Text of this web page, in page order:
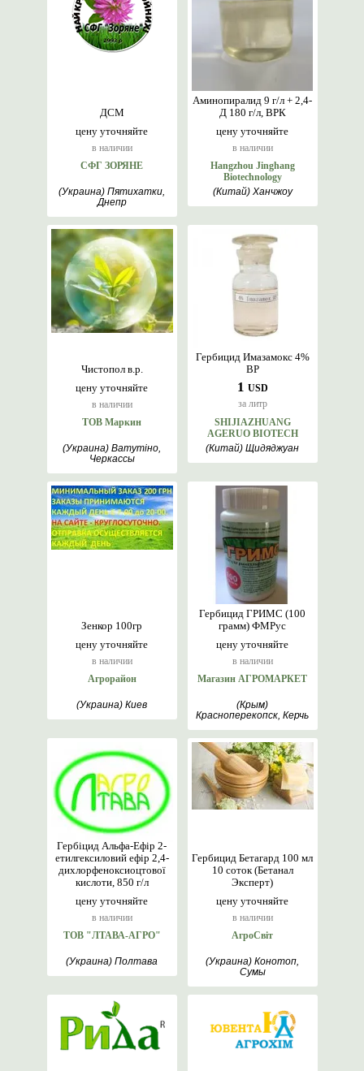
цену уточняйте
в наличии
ДСМ
СФГ ЗОРЯНЕ
(Украина) Пятихатки,
Днепр
цену уточняйте
в наличии
Аминопиралид 9 г/л + 2,4-
Д 180 г/л, ВРК
Hangzhou Jinghang
Biotechnology
(Китай) Ханчжоу
цену уточняйте
в наличии
Чистопол в.р.
ТОВ Маркин
(Украина) Ватутіно,
Черкассы
1 USD
за литр
Гербицид Имазамокс 4%
ВР
SHIJIAZHUANG
AGERUO BIOTECH
(Китай) Щидяджуан
цену уточняйте
в наличии
Зенкор 100гр
Агрорайон
(Украина) Киев
цену уточняйте
в наличии
Гербицид ГРИМС (100
грамм) ФМРус
Магазин АГРОМАРКЕТ
(Крым)
Красноперекопск, Керчь
цену уточняйте
в наличии
Гербіцид Альфа-Ефір 2-
етилгексиловий ефір 2,4-
дихлорфеноксиоцтової
кислоти, 850 г/л
ТОВ "ЛТАВА-АГРО"
(Украина) Полтава
цену уточняйте
в наличии
Гербицид Бетагард 100 мл
10 соток (Бетанал
Эксперт)
АгроСвіт
(Украина) Конотоп,
Сумы